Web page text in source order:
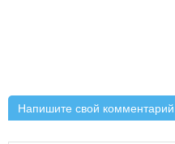
Напишите свой комментарий